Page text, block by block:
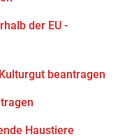
der EU -
beantragen
Haustiere